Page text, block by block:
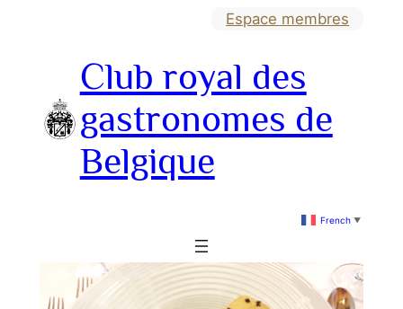
Espace membres
Club royal des
gastronomes de
Belgique
French ▼